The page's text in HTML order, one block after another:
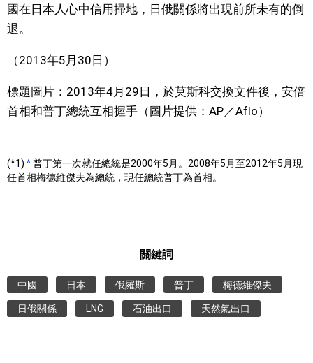
國在日本人心中信用掃地，日俄關係將出現前所未有的倒
退。
（2013年5月30日）
標題圖片：2013年4月29日，於莫斯科交換文件後，安倍
首相和普丁總統互相握手（圖片提供：AP／Aflo）
(*1) ^普丁第一次就任總統是2000年5月。2008年5月至2012年5月現
任首相梅德維傑夫為總統，現任總統普丁為首相。
關鍵詞
中國 日本 俄羅斯 普丁 梅德維傑夫
日俄關係 LNG 石油出口 天然氣出口